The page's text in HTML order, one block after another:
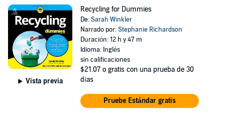
Vista previa
Recycling for Dummies
De:Sarah Winkler
Narrado por:Stephanie Richardson
Duración: 12 h y 47 m
Idioma: Inglés
sin calificaciones
$21.07 o gratis con una prueba de 30
días
Pruebe Estándar gratis